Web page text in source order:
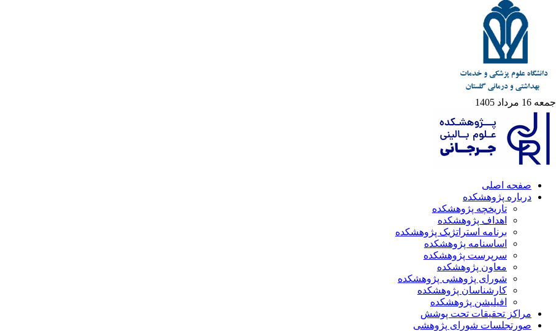
جمعه 16 مرداد 1405
صفحه اصلی
درباره پژوهشکده
تاریخچه پژوهشکده
اهداف پژوهشکده
برنامه استراتژیک پژوهشکده
اساسنامه پژوهشکده
سرپرست پژوهشکده
معاون پژوهشکده
شورای پژوهشی پژوهشکده
کارشناسان پژوهشکده
افیلیشن پژوهشکده
مراکز تحقیقات تحت پوشش
صورتجلسات شورای پژوهشی